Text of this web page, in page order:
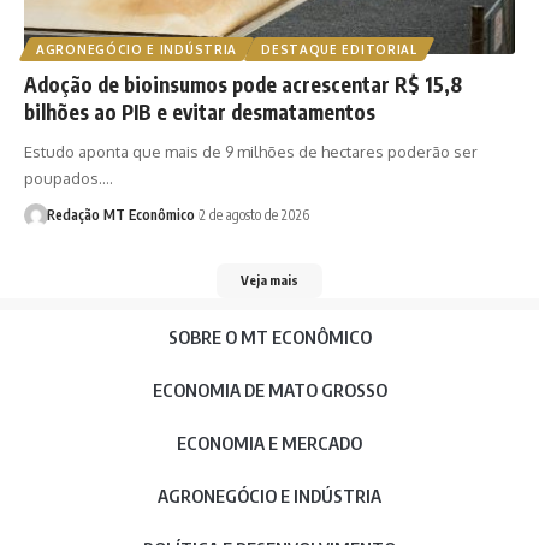
AGRONEGÓCIO E INDÚSTRIA DESTAQUE EDITORIAL
Adoção de bioinsumos pode acrescentar R$ 15,8
bilhões ao PIB e evitar desmatamentos
Estudo aponta que mais de 9 milhões de hectares poderão ser
poupados.…
Redação MT Econômico 2 de agosto de 2026
Veja mais
SOBRE O MT ECONÔMICO
ECONOMIA DE MATO GROSSO
ECONOMIA E MERCADO
AGRONEGÓCIO E INDÚSTRIA